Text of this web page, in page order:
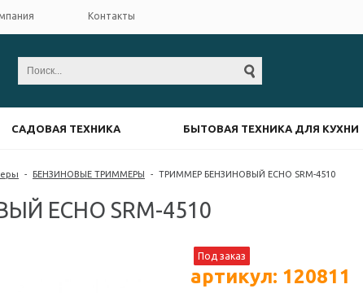
Контакты
САДОВАЯ ТЕХНИКА БЫТОВАЯ ТЕХНИКА ДЛЯ КУХНИ
- БЕНЗИНОВЫЕ ТРИММЕРЫ - ТРИММЕР БЕНЗИНОВЫЙ ECHO SRM-4510
ECHO SRM-4510
Под заказ
артикул: 120811